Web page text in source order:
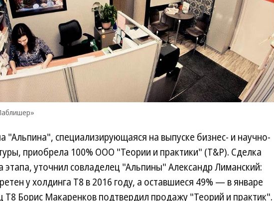
"Альпина", специализирующаяся на выпуске бизнес- и научно-
приобрела 100% ООО "Теории и практики" (T&P). Сделка
этапа, уточнил совладелец "Альпины" Александр Лиманский:
у холдинга Т8 в 2016 году, а оставшиеся 49% — в январе
Т8 Борис Макаренков подтвердил продажу "Теорий и практик".